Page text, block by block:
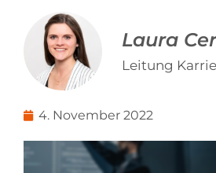
Laura
Leitung
4. November 2022